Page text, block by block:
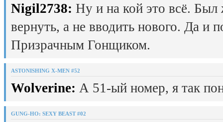
Nigil2738: Ну и на кой это всё.
вернуть, а не вводить нового. Да и
Призрачным Гонщиком.
ASTONISHING X-MEN #52
Wolverine: А 51-ый номер, я так
GUNG-HO: SEXY BEAST #02